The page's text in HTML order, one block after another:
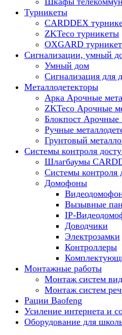
Турникеты
CARDDEX
ZKTeco турникеты
OXGARD
Сигнализации, умный
Умный дом
Сигнализация для
Металлодетекторы
Арка Арочные
ZKTeco Арочные
Блокпост Арочные
Ручные
Грунтовый
Системы контроля
Шлагбаумы
Системы
Домофоны
Вызывные
IP-
Доводчики
Электрозамки
Контроллеры
Монтажные работы
Монтаж систем
Монтаж систем
Рации Baofeng
Усиление интернета и
Оборудование для